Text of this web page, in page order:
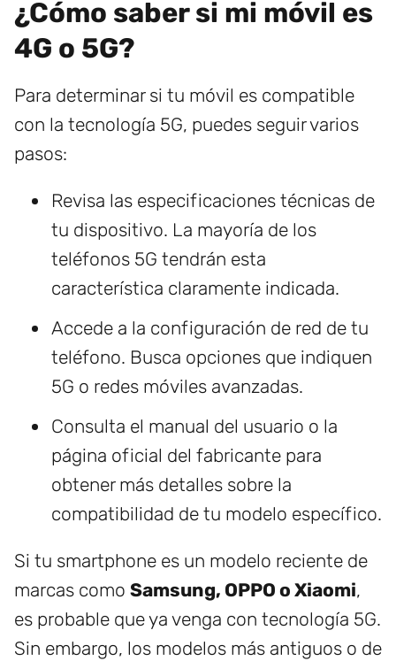
¿Cómo saber si mi móvil es
4G o 5G?
Para determinar si tu móvil es compatible
con la tecnología 5G, puedes seguir varios
pasos:
Revisa las especificaciones técnicas de
tu dispositivo. La mayoría de los
teléfonos 5G tendrán esta
característica claramente indicada.
Accede a la configuración de red de tu
teléfono. Busca opciones que indiquen
5G o redes móviles avanzadas.
Consulta el manual del usuario o la
página oficial del fabricante para
obtener más detalles sobre la
compatibilidad de tu modelo específico.
Si tu smartphone es un modelo reciente de
marcas como Samsung, OPPO o Xiaomi,
es probable que ya venga con tecnología 5G.
Sin embargo, los modelos más antiguos o de